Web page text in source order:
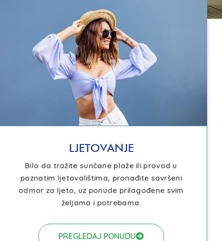
LJETOVANJE
Bilo da tražite sunčane plaže ili provod u
poznatim ljetovalištima, pronađite savršeni
odmor za ljeto, uz ponude prilagođene svim
željama i potrebama.
PREGLEDAJ PONUDU